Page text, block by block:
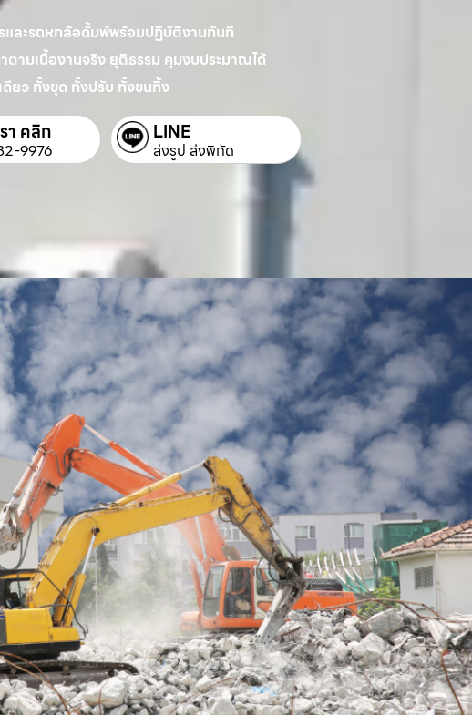
และรถหกล้อดั้มพ์พร้อมปฏิบัติงานทันที
าตามเนื้องานจริง ยุติธรรม คุมงบประมาณได้
ดียว ทั้งขุด ทั้งปรับ ทั้งขนทิ้ง
า คลิก
9976
LINE
ส่งรูป ส่งพิกัด